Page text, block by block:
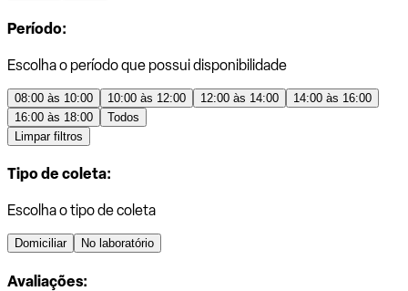
Período:
Escolha o período que possui disponibilidade
08:00 às 10:00 10:00 às 12:00 12:00 às 14:00
14:00 às 16:00
16:00 às 18:00
Todos
Limpar filtros
Tipo de coleta:
Escolha o tipo de coleta
Domiciliar No laboratório
Avaliações: